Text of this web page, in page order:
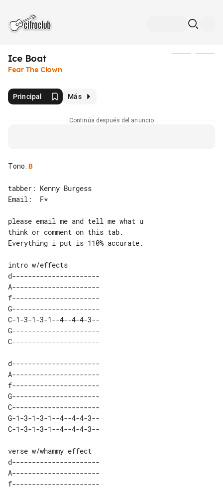
Ice Boat
Fear The Clown
Principal Más
Continúa después del anuncio
Tono: B
tabber: Kenny Burgess
Email:  F*
please email me and tell me what u
Everything i put is 110% accurate.
intro w/effects
d----------------------
A----------------------
f----------------------
G----------------------
C-1-3-1-3-1--4--4-4-3--
G----------------------
d----------------------
A----------------------
f----------------------
G----------------------
C----------------------
G-1-3-1-3-1--4--4-4-3--
verse w/whammy effect
d----------------------
A----------------------
f----------------------